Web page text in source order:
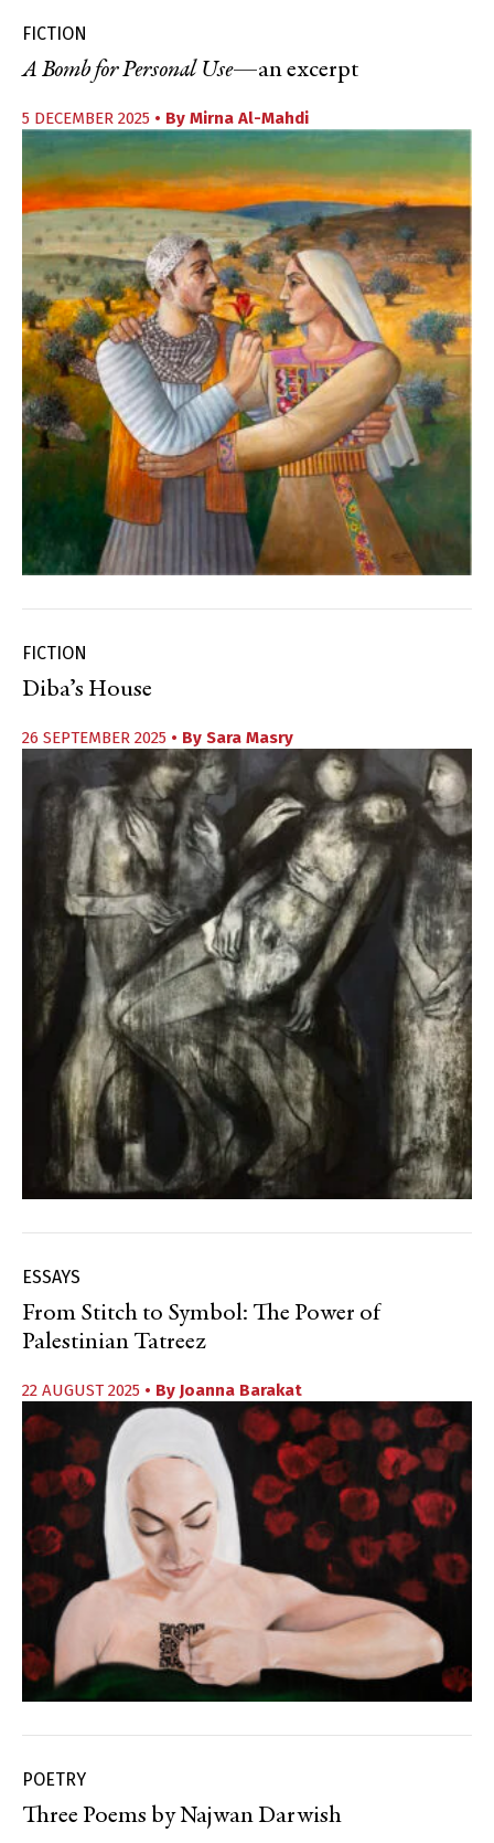
FICTION
A Bomb for Personal Use—an excerpt
5 DECEMBER 2025 • By Mirna Al-Mahdi
FICTION
Diba’s House
26 SEPTEMBER 2025 • By Sara Masry
ESSAYS
From Stitch to Symbol: The Power of
Palestinian Tatreez
22 AUGUST 2025 • By Joanna Barakat
POETRY
Three Poems by Najwan Darwish